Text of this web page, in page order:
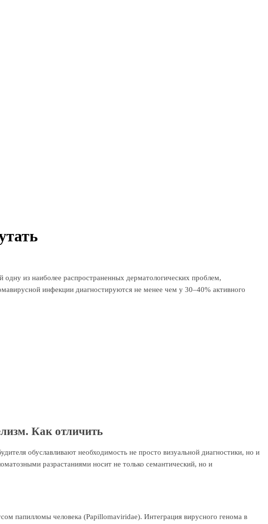
из наиболее распространенных дерматологических проблем,
инфекции диагностируются не менее чем у 30–40% активного
Как отличить
обуславливают необходимость не просто визуальной диагностики, но и
разрастаниями носит не только семантический, но и
папилломы человека (Papillomaviridae). Интеграция вирусного генома в